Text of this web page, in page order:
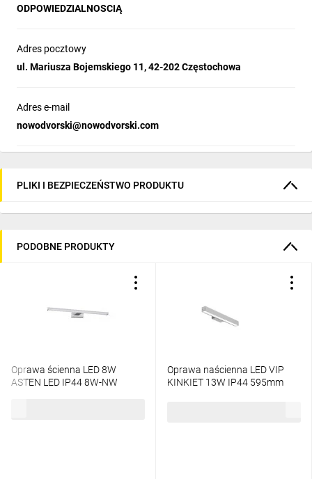
ODPOWIEDZIALNOSCIĄ
Adres pocztowy
ul. Mariusza Bojemskiego 11, 42-202 Częstochowa
Adres e-mail
nowodvorski@nowodvorski.com
PLIKI I BEZPIECZEŃSTWO PRODUKTU
PODOBNE PRODUKTY
Oprawa ścienna LED 8W
ASTEN LED IP44 8W-NW
Oprawa naścienna LED VIP
KINKIET 13W IP44 595mm